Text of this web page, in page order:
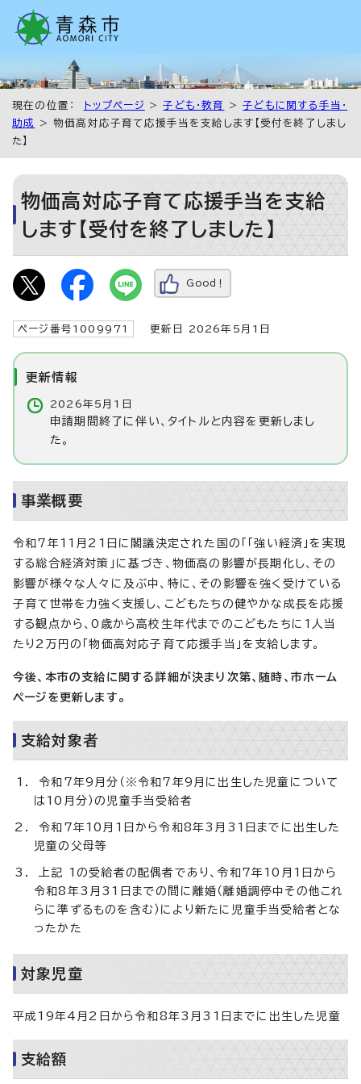
現在の位置： トップページ >子ども・教育 >子どもに関する手当・
助成
> 物価高対応子育て応援手当を支給します【受付を終了しまし
た】
物価高対応子育て応援手当を支給
します【受付を終了しました】
Good！
ページ番号1009971 更新日 2026年5月1日
更新情報
2026年5月1日
申請期間終了に伴い、タイトルと内容を更新しまし
た。
事業概要
令和7年11月21日に閣議決定された国の「「強い経済」を実現
する総合経済対策」に基づき、物価高の影響が長期化し、その
影響が様々な人々に及ぶ中、特に、その影響を強く受けている
子育て世帯を力強く支援し、こどもたちの健やかな成長を応援
する観点から、0歳から高校生年代までのこどもたちに1人当
たり2万円の「物価高対応子育て応援手当」を支給します。
今後、本市の支給に関する詳細が決まり次第、随時、市ホーム
ページを更新します。
支給対象者
令和7年9月分（※令和7年9月に出生した児童について
は10月分）の児童手当受給者
令和7年10月1日から令和8年3月31日までに出生した
児童の父母等
上記 1の受給者の配偶者であり、令和7年10月1日から
令和8年3月31日までの間に離婚（離婚調停中その他これ
らに準ずるものを含む）により新たに児童手当受給者とな
ったかた
対象児童
平成19年4月2日から令和8年3月31日までに出生した児童
支給額